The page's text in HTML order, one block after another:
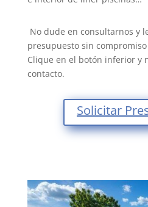
No dude en consultarnos y
presupuesto sin
Clique en el botón inferior y
contacto.
Solicitar